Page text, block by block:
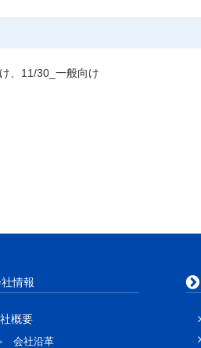
、11/30_一般向け
情報
概要
会社沿革